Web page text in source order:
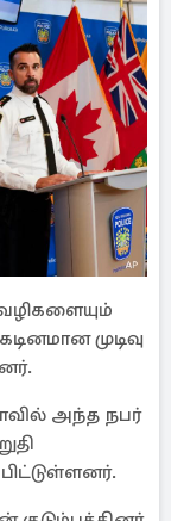
முடிவு
அந்த நபர்